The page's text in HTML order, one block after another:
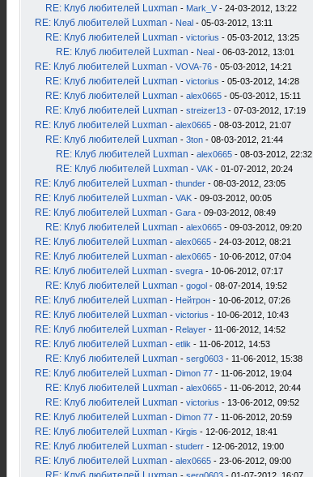
RE: Клуб любителей Luxman - Mark_V - 24-03-2012, 13:22
RE: Клуб любителей Luxman - Neal - 05-03-2012, 13:11
RE: Клуб любителей Luxman - victorius - 05-03-2012, 13:25
RE: Клуб любителей Luxman - Neal - 06-03-2012, 13:01
RE: Клуб любителей Luxman - VOVA-76 - 05-03-2012, 14:21
RE: Клуб любителей Luxman - victorius - 05-03-2012, 14:28
RE: Клуб любителей Luxman - alex0665 - 05-03-2012, 15:11
RE: Клуб любителей Luxman - streizer13 - 07-03-2012, 17:19
RE: Клуб любителей Luxman - alex0665 - 08-03-2012, 21:07
RE: Клуб любителей Luxman - 3ton - 08-03-2012, 21:44
RE: Клуб любителей Luxman - alex0665 - 08-03-2012, 22:32
RE: Клуб любителей Luxman - VAK - 01-07-2012, 20:24
RE: Клуб любителей Luxman - thunder - 08-03-2012, 23:05
RE: Клуб любителей Luxman - VAK - 09-03-2012, 00:05
RE: Клуб любителей Luxman - Gara - 09-03-2012, 08:49
RE: Клуб любителей Luxman - alex0665 - 09-03-2012, 09:20
RE: Клуб любителей Luxman - alex0665 - 24-03-2012, 08:21
RE: Клуб любителей Luxman - alex0665 - 10-06-2012, 07:04
RE: Клуб любителей Luxman - svegra - 10-06-2012, 07:17
RE: Клуб любителей Luxman - gogol - 08-07-2014, 19:52
RE: Клуб любителей Luxman - Нейтрон - 10-06-2012, 07:26
RE: Клуб любителей Luxman - victorius - 10-06-2012, 10:43
RE: Клуб любителей Luxman - Relayer - 11-06-2012, 14:52
RE: Клуб любителей Luxman - etlik - 11-06-2012, 14:53
RE: Клуб любителей Luxman - serg0603 - 11-06-2012, 15:38
RE: Клуб любителей Luxman - Dimon 77 - 11-06-2012, 19:04
RE: Клуб любителей Luxman - alex0665 - 11-06-2012, 20:44
RE: Клуб любителей Luxman - victorius - 13-06-2012, 09:52
RE: Клуб любителей Luxman - Dimon 77 - 11-06-2012, 20:59
RE: Клуб любителей Luxman - Kirgis - 12-06-2012, 18:41
RE: Клуб любителей Luxman - studerr - 12-06-2012, 19:00
RE: Клуб любителей Luxman - alex0665 - 23-06-2012, 09:00